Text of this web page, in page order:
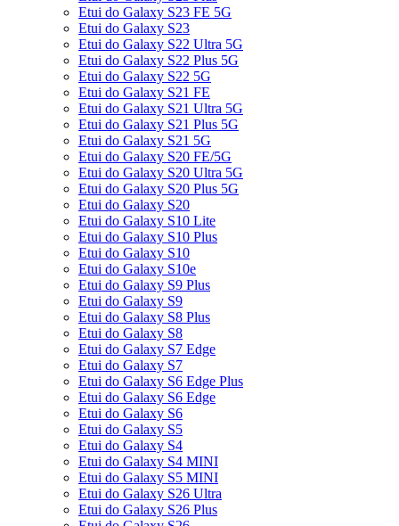
Etui do Galaxy S23 FE 5G
Etui do Galaxy S23
Etui do Galaxy S22 Ultra 5G
Etui do Galaxy S22 Plus 5G
Etui do Galaxy S22 5G
Etui do Galaxy S21 FE
Etui do Galaxy S21 Ultra 5G
Etui do Galaxy S21 Plus 5G
Etui do Galaxy S21 5G
Etui do Galaxy S20 FE/5G
Etui do Galaxy S20 Ultra 5G
Etui do Galaxy S20 Plus 5G
Etui do Galaxy S20
Etui do Galaxy S10 Lite
Etui do Galaxy S10 Plus
Etui do Galaxy S10
Etui do Galaxy S10e
Etui do Galaxy S9 Plus
Etui do Galaxy S9
Etui do Galaxy S8 Plus
Etui do Galaxy S8
Etui do Galaxy S7 Edge
Etui do Galaxy S7
Etui do Galaxy S6 Edge Plus
Etui do Galaxy S6 Edge
Etui do Galaxy S6
Etui do Galaxy S5
Etui do Galaxy S4
Etui do Galaxy S4 MINI
Etui do Galaxy S5 MINI
Etui do Galaxy S26 Ultra
Etui do Galaxy S26 Plus